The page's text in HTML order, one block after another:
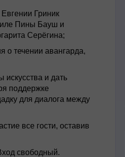
Гриник
Пины Бауш и
Серёгина;
о течении авангарда,
и дать
поддержке
для диалога между
все гости, оставив
свободный.